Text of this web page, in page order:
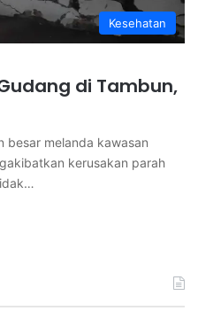
Kesehatan
di Tambun,
besar melanda kawasan
kerusakan parah